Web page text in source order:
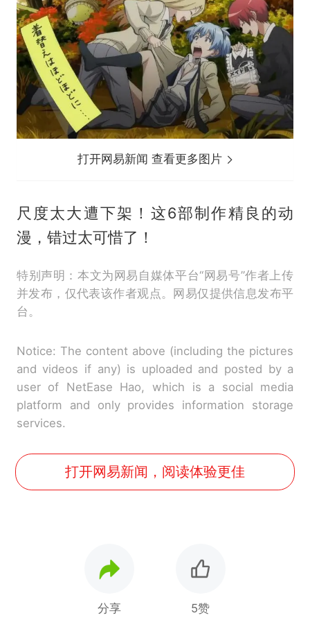
打开网易新闻 查看更多图片
尺度太大遭下架！这6部制作精良的动
漫，错过太可惜了！
特别声明：本文为网易自媒体平台“网易号”作者上传
并发布，仅代表该作者观点。网易仅提供信息发布平
台。
Notice: The content above (including the pictures
and videos if any) is uploaded and posted by a
user of NetEase Hao, which is a social media
platform and only provides information storage
services.
打开网易新闻，阅读体验更佳
分享 5赞